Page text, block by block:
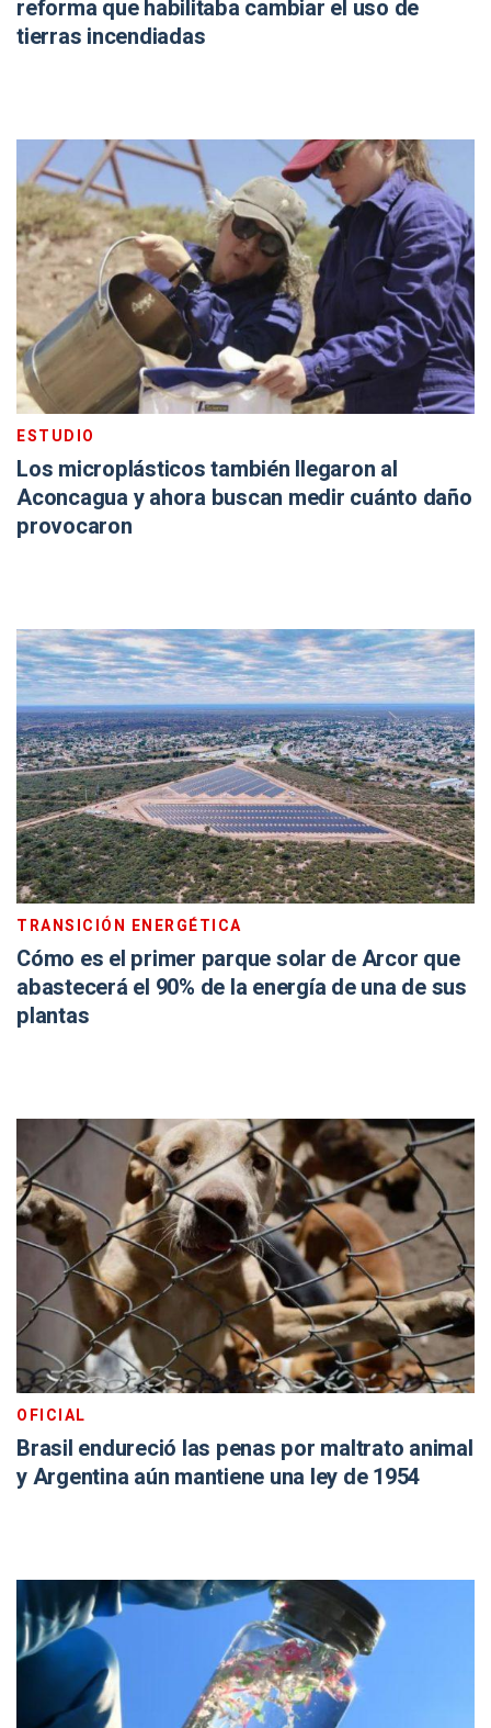
reforma que habilitaba cambiar el uso de
tierras incendiadas
ESTUDIO
Los microplásticos también llegaron al
Aconcagua y ahora buscan medir cuánto daño
provocaron
TRANSICIÓN ENERGÉTICA
Cómo es el primer parque solar de Arcor que
abastecerá el 90% de la energía de una de sus
plantas
OFICIAL
Brasil endureció las penas por maltrato animal
y Argentina aún mantiene una ley de 1954